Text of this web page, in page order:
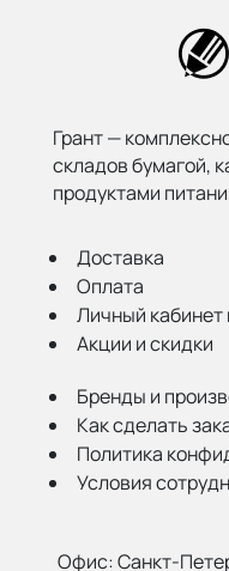
Грант —
складов бумагой,
продуктами
Доставка
Оплата
Личный кабинет
Акции и скидки
Бренды и
Как сделать
Политика
Условия
Офис:Санкт-